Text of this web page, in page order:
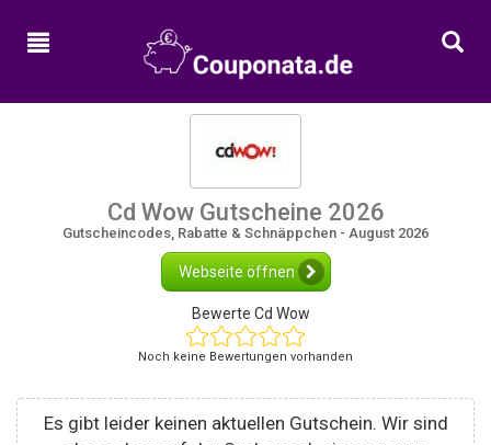
Cd Wow Gutscheine 2026
Gutscheincodes, Rabatte & Schnäppchen - August 2026
Webseite öffnen
Bewerte Cd Wow
Noch keine Bewertungen vorhanden
Es gibt leider keinen aktuellen Gutschein. Wir sind